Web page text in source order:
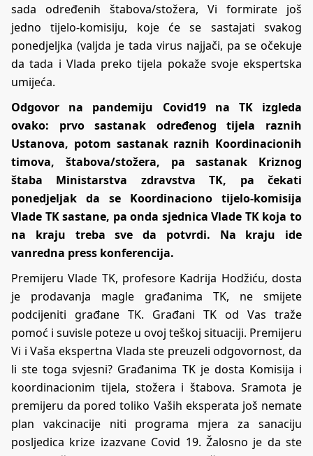
sada određenih štabova/stožera, Vi formirate još
jedno tijelo-komisiju, koje će se sastajati svakog
ponedjeljka (valjda je tada virus najjači, pa se očekuje
da tada i Vlada preko tijela pokaže svoje ekspertska
umijeća.
Odgovor na pandemiju Covid19 na TK izgleda
ovako: prvo sastanak određenog tijela raznih
Ustanova, potom sastanak raznih Koordinacionih
timova, štabova/stožera, pa sastanak Kriznog
štaba Ministarstva zdravstva TK, pa čekati
ponedjeljak da se Koordinaciono tijelo-komisija
Vlade TK sastane, pa onda sjednica Vlade TK koja to
na kraju treba sve da potvrdi. Na kraju ide
vanredna press konferencija.
Premijeru Vlade TK, profesore Kadrija Hodžiću, dosta
je prodavanja magle građanima TK, ne smijete
podcijeniti građane TK. Građani TK od Vas traže
pomoć i suvisle poteze u ovoj teškoj situaciji. Premijeru
Vi i Vaša ekspertna Vlada ste preuzeli odgovornost, da
li ste toga svjesni? Građanima TK je dosta Komisija i
koordinacionim tijela, stožera i štabova. Sramota je
premijeru da pored toliko Vaših eksperata još nemate
plan vakcinacije niti programa mjera za sanaciju
posljedica krize izazvane Covid 19. Žalosno je da ste